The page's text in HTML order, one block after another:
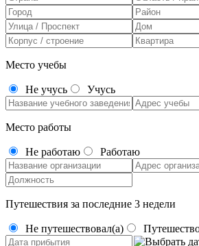
Место учебы
Не учусь Учусь
Место работы
Не работаю Работаю
Путешествия за последние 3 недели
Не путешествовал(а)